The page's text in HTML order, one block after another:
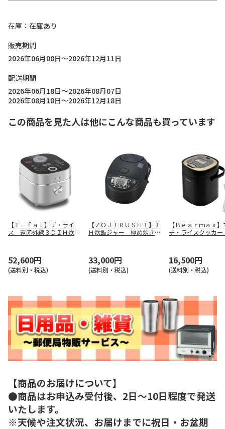
在庫
在庫あり
販売期間
2026年06月08日～2026年12月11日
配送期間
2026年06月18日～2026年08月07日
2026年08月18日～2026年12月18日
この商品を見た人は他にこんな商品も買っています
【Ｔ－ｆａｌ】ザ・ライ
ス 遠赤外線３ＤＩＨ炊飯
52,600円
(送料別・税込)
【ＺＯＪＩＲＵＳＨＩ】Ｉ
Ｈ炊飯ジャー 極め炊き
33,000円
(送料別・税込)
【Ｂｅａｒｍａｘ
チ・ライスクッカー
16,500円
(送料別・税込)
【商品のお届けについて】
●商品はお申込み受付後、2日～10日程度で発送
いたします。
※天候や注文状況、お届けまでに祝日・お盆期